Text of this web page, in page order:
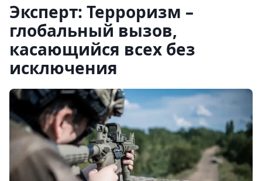
Эксперт: Терроризм –
глобальный вызов,
касающийся всех без
исключения